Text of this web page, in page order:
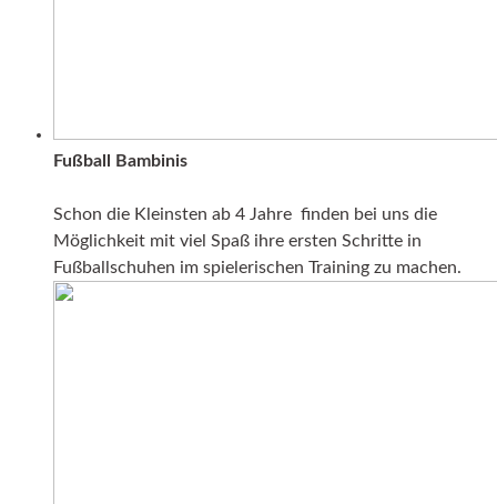
Fußball Bambinis
Schon die Kleinsten ab 4 Jahre finden bei uns die
Möglichkeit mit viel Spaß ihre ersten Schritte in
Fußballschuhen im spielerischen Training zu machen.